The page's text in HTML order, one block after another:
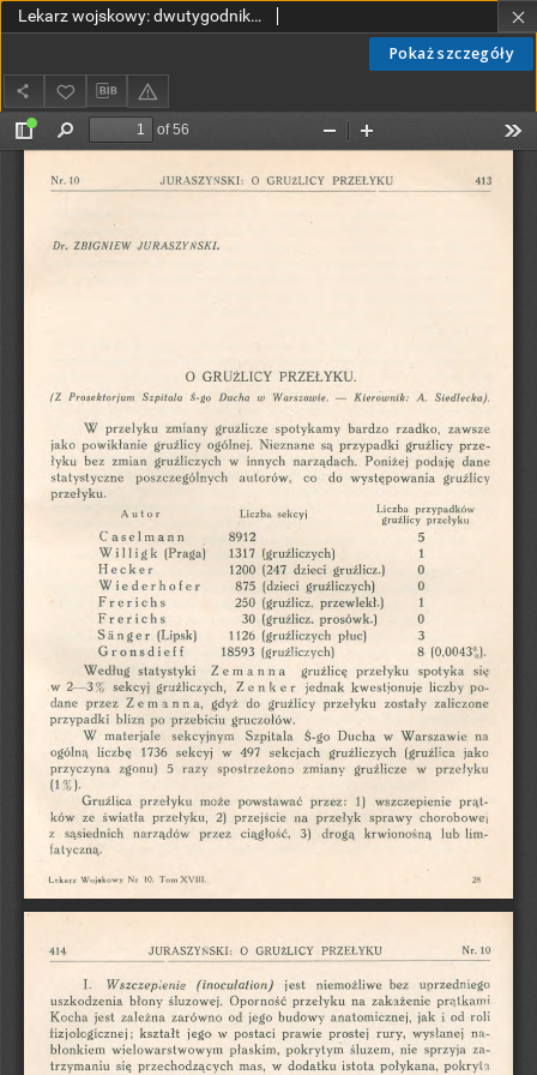
Pokaż szczegóły
Lekarz wojskowy: dwutygodnik organ oficerów korpusu sanitarnego sł. czynnej i rezerwy 1931, R. XIII, T. XVIII, nr 10